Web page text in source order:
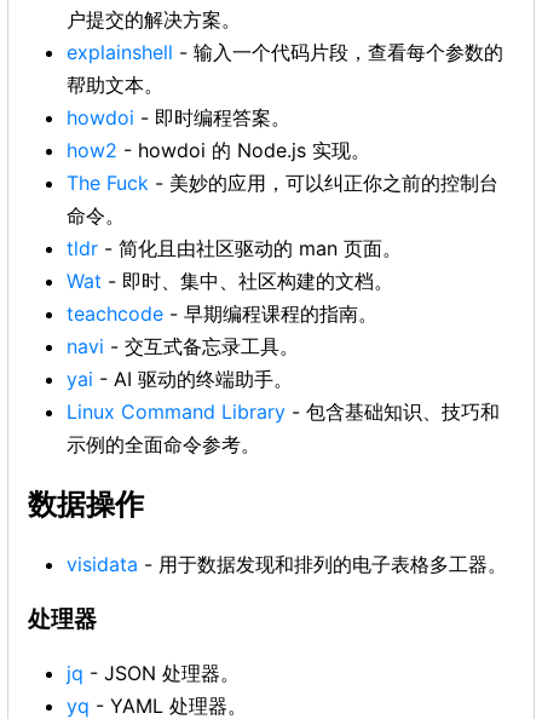
户提交的解决方案。
explainshell - 输入一个代码片段，查看每个参数的
帮助文本。
howdoi - 即时编程答案。
how2 - howdoi 的 Node.js 实现。
The Fuck - 美妙的应用，可以纠正你之前的控制台
命令。
tldr - 简化且由社区驱动的 man 页面。
Wat - 即时、集中、社区构建的文档。
teachcode - 早期编程课程的指南。
navi - 交互式备忘录工具。
yai - AI 驱动的终端助手。
Linux Command Library - 包含基础知识、技巧和
示例的全面命令参考。
数据操作
visidata - 用于数据发现和排列的电子表格多工器。
处理器
jq - JSON 处理器。
yq - YAML 处理器。